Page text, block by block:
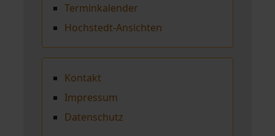
Terminkalender
Hochstedt-Ansichten
Kontakt
Impressum
Datenschutz